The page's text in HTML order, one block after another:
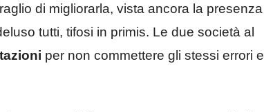
di migliorarla, vista ancora la presenza
tutti, tifosi in primis. Le due società al
per non commettere gli stessi errori e